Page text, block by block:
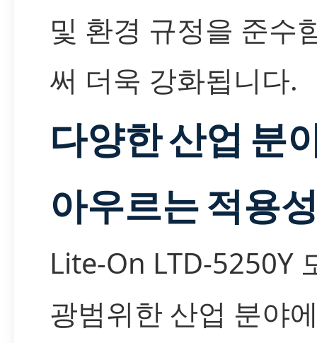
및 환경 규정을 준수
써 더욱 강화됩니다.
다양한 산업 분
아우르는 적용
Lite-On LTD-5250Y
광범위한 산업 분야